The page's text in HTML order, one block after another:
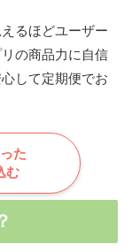
るほどユーザー
の商品力に自信
して定期便でお
た
む